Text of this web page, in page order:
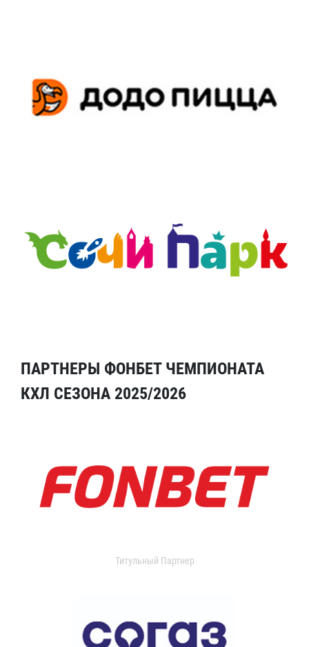
ПАРТНЕРЫ ФОНБЕТ ЧЕМПИОНАТА
КХЛ СЕЗОНА 2025/2026
Титульный Партнер